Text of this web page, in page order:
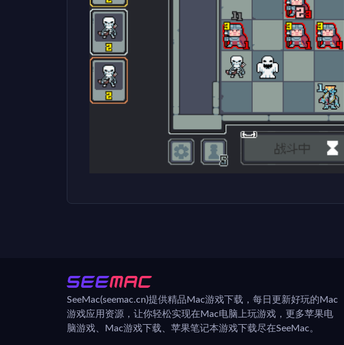
SeeMac(seemac.cn)提供精品Mac游戏下载，每日更新好玩的Mac
游戏应用资源，让你轻松实现在Mac电脑上玩游戏，更多苹果电
脑游戏、Mac游戏下载、苹果笔记本游戏下载尽在SeeMac。